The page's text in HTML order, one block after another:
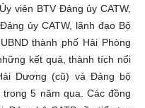
viên BTV Đảng ủy CATW,
ủy CATW, lãnh đạo Bộ
thành phố Hải Phòng
kết quả, thành tích nổi
Dương (cũ) và Đảng bộ
5 năm qua. Các đồng